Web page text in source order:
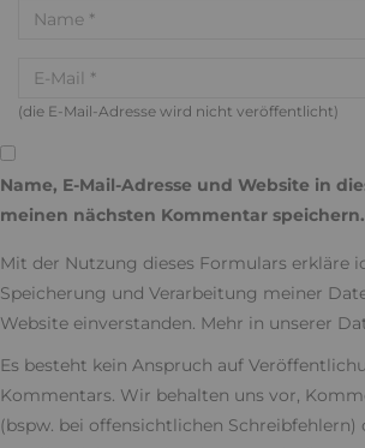
(die E-Mail-Adresse wird nicht veröffentlicht)
Name, E-Mail-Adresse und Website in
meinen nächsten Kommentar speichern.
Mit der Nutzung dieses Formulars erkläre
Speicherung und Verarbeitung meiner
Website einverstanden. Mehr in unserer
Es besteht kein Anspruch auf
Kommentars. Wir behalten uns vor,
(bspw. bei offensichtlichen Schreibfehlern)